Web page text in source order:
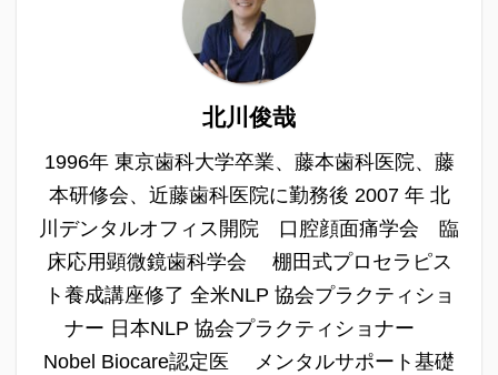
北川俊哉
1996年 東京歯科大学卒業、藤本歯科医院、藤
本研修会、近藤歯科医院に勤務後 2007 年 北
川デンタルオフィス開院 口腔顔面痛学会 臨
床応用顕微鏡歯科学会 棚田式プロセラピス
ト養成講座修了 全米NLP 協会プラクティショ
ナー 日本NLP 協会プラクティショナー
Nobel Biocare認定医 メンタルサポート基礎